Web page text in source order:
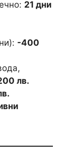
21 дни
-400
лв.